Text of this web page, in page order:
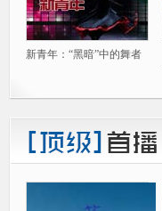
新青年：“黑暗”中的舞者